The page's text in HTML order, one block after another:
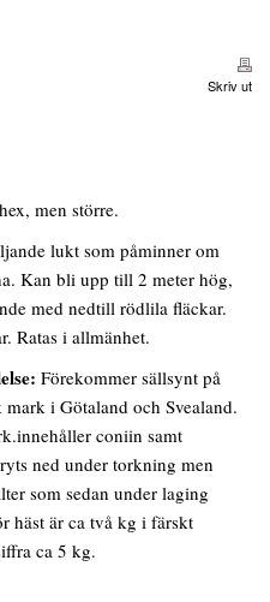
Skriv ut
men större.
lukt som påminner om
Kan bli upp till 2 meter hög,
med nedtill rödlila fläckar.
Ratas i allmänhet.
Förekommer sällsynt på
i Götaland och Svealand.
coniin samt
ned under torkning men
som sedan under laging
häst är ca två kg i färskt
ca 5 kg.